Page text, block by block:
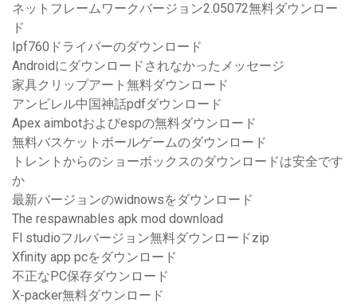
ネットフレームワークバージョン2.05072無料ダウンロー
ド
Ipf760ドライバーのダウンロード
Androidにダウンロードされなかったメッセージ
家具クリップアート無料ダウンロード
アンビレル中国神話pdfダウンロード
Apex aimbotおよびespの無料ダウンロード
無料バスケットボールゲームのダウンロード
トレントからのショーボックスのダウンロードは安全です
か
最新バージョンのwidnowsをダウンロード
The respawnables apk mod download
Fl studioフルバージョン無料ダウンロードzip
Xfinity app pcをダウンロード
不正なPC保存ダウンロード
X-packer無料ダウンロード